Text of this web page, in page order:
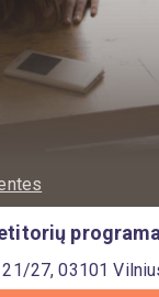
programa
27, 03101